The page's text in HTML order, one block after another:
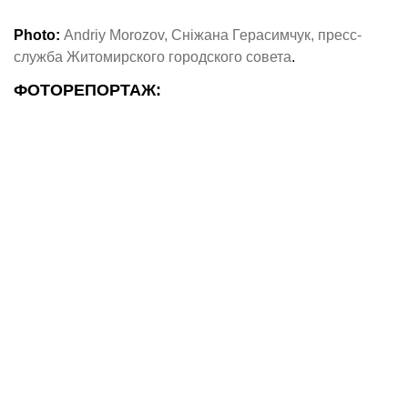
Photo: Andriy Morozov, Сніжана Герасимчук, пресс-
служба Житомирского городского совета.
ФОТОРЕПОРТАЖ: